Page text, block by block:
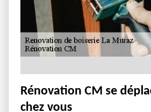
Rénovation CM se
chez vous